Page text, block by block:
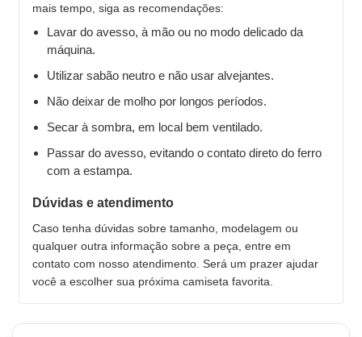
mais tempo, siga as recomendações:
Lavar do avesso, à mão ou no modo delicado da
máquina.
Utilizar sabão neutro e não usar alvejantes.
Não deixar de molho por longos períodos.
Secar à sombra, em local bem ventilado.
Passar do avesso, evitando o contato direto do ferro
com a estampa.
Dúvidas e atendimento
Caso tenha dúvidas sobre tamanho, modelagem ou
qualquer outra informação sobre a peça, entre em
contato com nosso atendimento. Será um prazer ajudar
você a escolher sua próxima camiseta favorita.